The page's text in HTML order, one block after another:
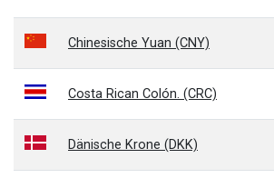
Chinesische Yuan (CNY)
Costa Rican Colón. (CRC)
Dänische Krone (DKK)